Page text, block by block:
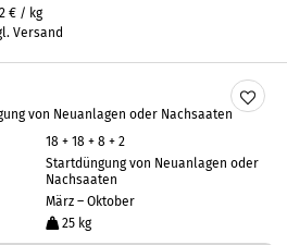
€ / kg
Versand
von Neuanlagen oder Nachsaaten
18 + 18 + 8 + 2
Startdüngung von Neuanlagen oder
Nachsaaten
März – Oktober
25 kg